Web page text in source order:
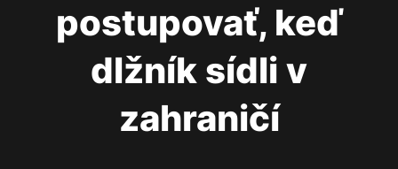
postupovať, keď
dlžník sídli v
zahraničí